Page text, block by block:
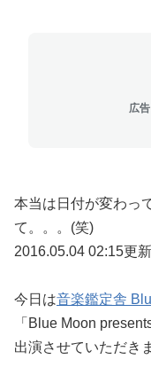
広
本当は日付が変わっ
て。。。(笑)
2016.05.04 02:15更新
今日は音楽鑑定舎
「Blue Moon
出演させていただき